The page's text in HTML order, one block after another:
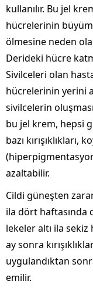
kullanılır. Bu jel
hücrelerinin
ölmesine neden
Derideki hücre
Sivilceleri olan
hücrelerinin yerini
sivilcelerin
bu jel krem, hepsi
bazı
azaltabilir.
Cildi güneşten
ila dört haftasında
lekeler altı ila
ay sonra
uygulandıktan
emilir.